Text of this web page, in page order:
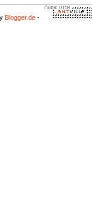
Blogger.de -